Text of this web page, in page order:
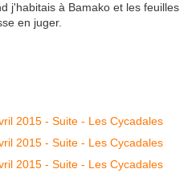
j'habitais à Bamako et les feuilles
en juger.